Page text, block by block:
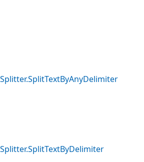
Splitter.SplitTextByAnyDelimiter
Splitter.SplitTextByDelimiter